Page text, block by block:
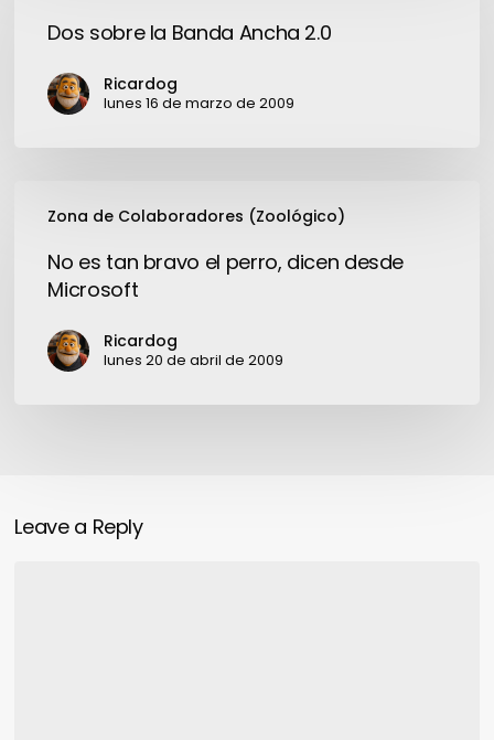
Banda
Ancha
Dos sobre la Banda Ancha 2.0
Ricardog
lunes 16 de marzo de 2009
Zona de Colaboradores (Zoológico)
bravo
perro,
dicen
No es tan bravo el perro, dicen desde
Microsoft
Ricardog
lunes 20 de abril de 2009
Leave a Reply